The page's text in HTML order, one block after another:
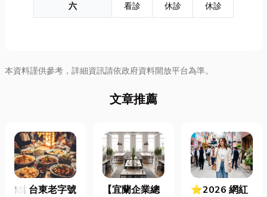
六
看診 休診 休診
本資料謹供參考，詳細資訊請依政府資料開放平台為準。
文章推薦
🍽️ 台東老字號
【宜蘭企業總
⭐2026 網紅